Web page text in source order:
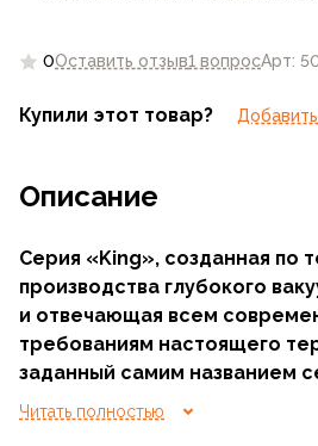
0Оставить отзыв1 вопросАрт:
Купили этот товар?
Описание
Cерия «King», созданная по
производства глубокого
и отвечающая всем
требованиям настоящего
заданный самим названием
подчеркивается
Читать полностью